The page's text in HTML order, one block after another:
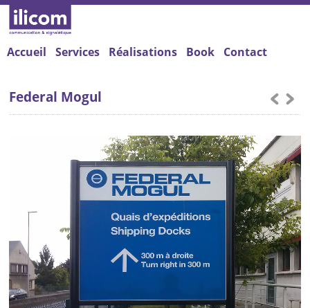
Accueil Services Réalisations Book Contact
Federal Mogul